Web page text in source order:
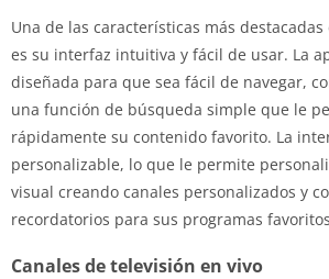
Una de las características más destacadas
es su interfaz intuitiva y fácil de usar. La
diseñada para que sea fácil de navegar,
una función de búsqueda simple que le
rápidamente su contenido favorito. La
personalizable, lo que le permite
visual creando canales personalizados y
recordatorios para sus programas
Canales de televisión en vivo